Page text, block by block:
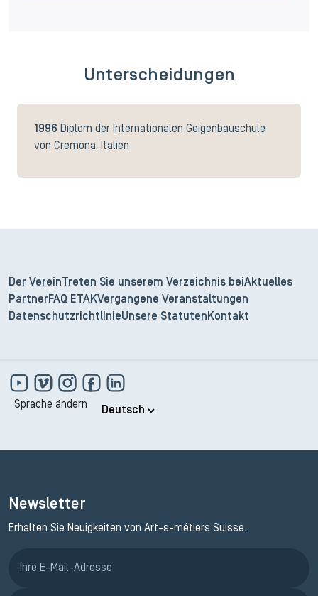
Unterscheidungen
1996 Diplom der Internationalen Geigenbauschule
von Cremona, Italien
Der Verein Treten Sie unserem Verzeichnis beiAktuelles
Partner FAQ ETAKVergangene Veranstaltungen
DatenschutzrichtlinieUnsere Statuten Kontakt
Sprache ändern
Newsletter
Erhalten Sie Neuigkeiten von Art-s-métiers Suisse.